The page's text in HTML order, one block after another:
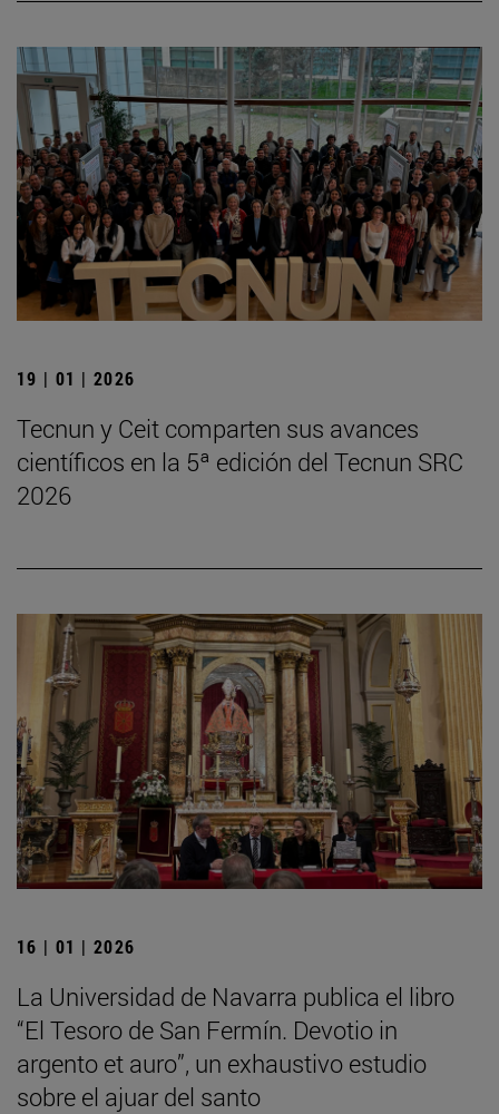
19 | 01 | 2026
Tecnun y Ceit comparten sus avances
científicos en la 5ª edición del Tecnun SRC
2026
16 | 01 | 2026
La Universidad de Navarra publica el libro
“El Tesoro de San Fermín. Devotio in
argento et auro”, un exhaustivo estudio
sobre el ajuar del santo